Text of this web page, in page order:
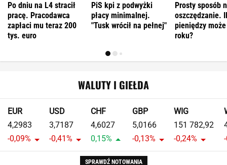
Po dniu na L4 stracił
pracę. Pracodawca
zapłaci mu teraz 200
tys. euro
PiS kpi z podwyżki
płacy minimalnej.
"Tusk wrócił na pełnej"
Prosty sposób
oszczędzanie.
pieniędzy
roku?
WALUTY I GIEŁDA
EUR
4,2983
-0,09%
USD
3,7187
-0,41%
CHF
4,6027
0,15%
GBP
5,0166
-0,13%
WIG
151 782,92
-0,24%
SPRAWDŹ NOTOWANIA